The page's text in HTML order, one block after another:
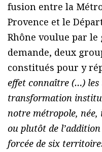
fusion entre la
Provence et le
Rhône voulue par le
demande, deux
constitués pour y
effet connaître (…)
transformation
notre métropole, née,
ou plutôt de
forcée de six